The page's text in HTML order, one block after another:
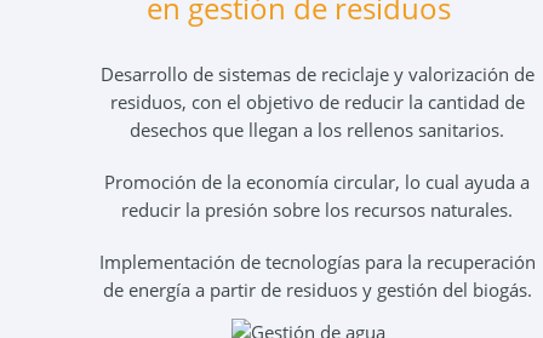
en gestión de residuos
Desarrollo de sistemas de reciclaje y valorización de
residuos, con el objetivo de reducir la cantidad de
desechos que llegan a los rellenos sanitarios.
Promoción de la economía circular, lo cual ayuda a
reducir la presión sobre los recursos naturales.
Implementación de tecnologías para la recuperación
de energía a partir de residuos y gestión del biogás.